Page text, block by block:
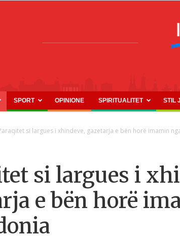
SPORT OPINIONE SPIRITUALITET STIL
si largues i xhindeve, gazetarja e bën horë imamin
si largues i
e bën horë